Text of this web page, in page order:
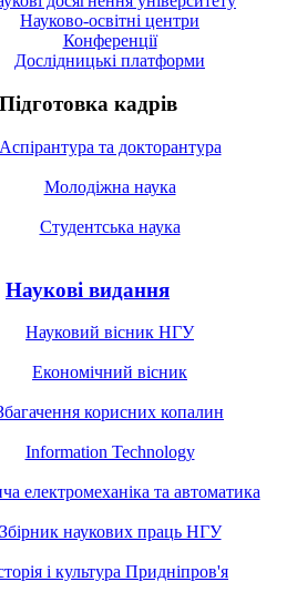
Науково-освітні центри
Конференції
Дослідницькі платформи
Підготовка кадрів
Аспірантура та докторантура
Молодіжна наука
Студентська наука
Наукові видання
Науковий вісник НГУ
Економічний вісник
корисних копалин
Information Technology
електромеханіка та автоматика
Збірник наукових праць НГУ
і культура Придніпров'я